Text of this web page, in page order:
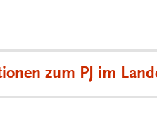
zum PJ im